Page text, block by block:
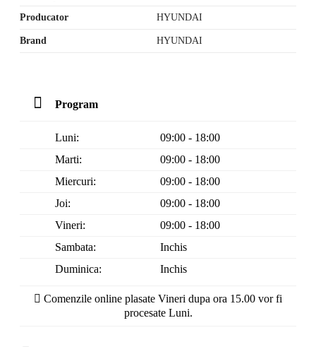
Producator HYUNDAI
Brand HYUNDAI
Program
Luni:
09:00 - 18:00
Marti:
09:00 - 18:00
Miercuri:
09:00 - 18:00
Joi:
09:00 - 18:00
Vineri:
09:00 - 18:00
Sambata:
Inchis
Duminica:
Inchis
Comenzile online plasate Vineri dupa ora 15.00 vor fi
procesate Luni.